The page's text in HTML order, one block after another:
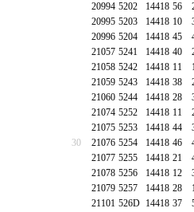
20994 5202 14418 56
20995 5203 14418 10
20996 5204 14418 45
21057 5241 14418 40
21058 5242 14418 11
21059 5243 14418 38
21060 5244 14418 28
21074 5252 14418 11
21075 5253 14418 44
30
21076 5254 14418 46
21077 5255 14418 21
21078 5256 14418 12
21079 5257 14418 28
21101 526D 14418 37